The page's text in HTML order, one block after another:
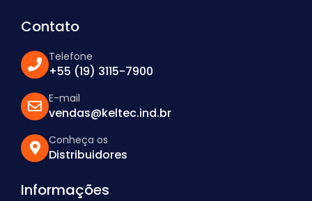
Contato
Telefone
+55 (19) 3115-7900
E-mail
vendas@keltec.ind.br
Conheça os
Distribuidores
Informações